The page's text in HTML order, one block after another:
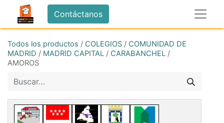
Contáctanos
Todos los productos / COLEGIOS / COMUNIDAD DE
MADRID / MADRID CAPITAL / CARABANCHEL /
AMOROS